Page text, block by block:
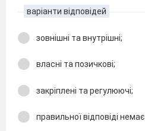
варіанти відповідей
зовнішні та внутрішні;
власні та позичкові;
закріплені та регулюючі;
правильної відповіді немає